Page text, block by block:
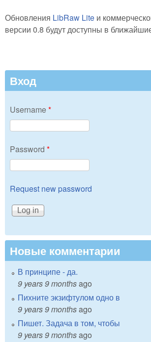
Обновления LibRaw Lite и
версии 0.8 будут доступны в
Вход
Username*
Password *
Request new password
Новые комментарии
В принципе - да.
9 years 9 monthsago
Пихните экзифтулом одно в
9 years 9 monthsago
Пишет. Задача в том, чтобы
9 years 9 monthsago